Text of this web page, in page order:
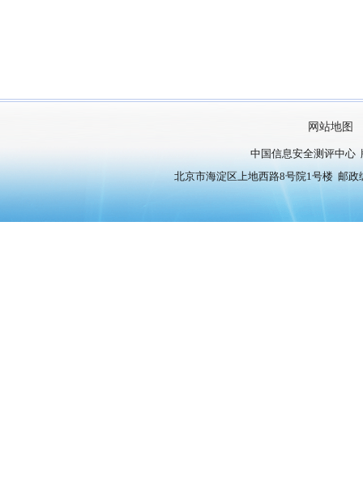
网站地图
中国信息安全测评中心
北京市海淀区上地西路8号院1号楼 邮